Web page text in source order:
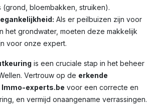
(grond, bloembakken, struiken).
Als er peilbuizen zijn voor
het grondwater, moeten deze makkelijk
voor onze expert.
is een cruciale stap in het beheer
Vertrouw op de erkende
Immo-experts.be voor een correcte en
en vermijd onaangename verrassingen.